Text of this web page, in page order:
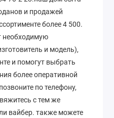
и продажей
более 4 500.
необходимую
и модель),
и помогут выбрать
более оперативной
по телефону,
с тем же
вайбер. также можете